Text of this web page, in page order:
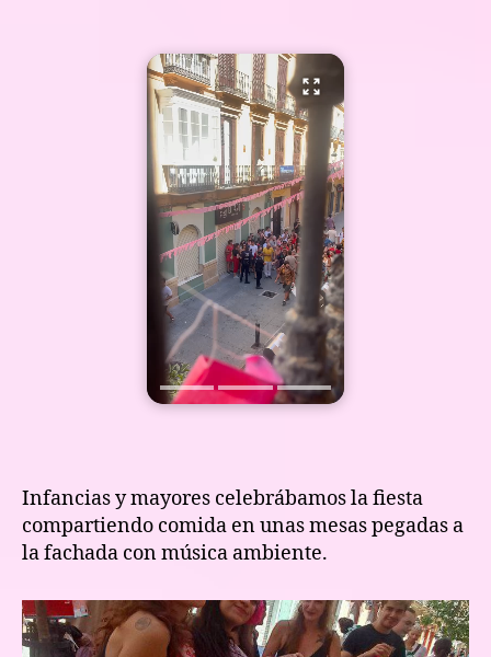
Infancias y mayores celebrábamos la fiesta
compartiendo comida en unas mesas pegadas a
la fachada con música ambiente.